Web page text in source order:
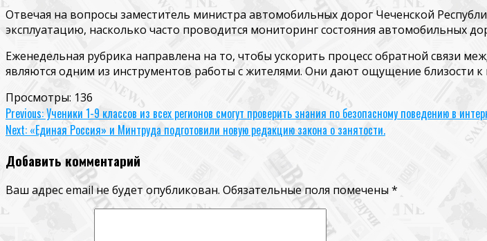
Отвечая на вопросы заместитель министра автомобильных дорог Чеченской
эксплуатацию, насколько часто проводится мониторинг состояния автомобильных
Еженедельная рубрика направлена на то, чтобы ускорить процесс обратной связи
являются одним из инструментов работы с жителями. Они дают ощущение близости
Просмотры: 136
Continue
Reading
Previous:Ученики 1-9 классов из всех регионов смогут проверить знания по безопасному поведению в
Next: «Единая Россия» и Минтруда подготовили новую редакцию закона о занятости.
Добавить комментарий
Ваш адрес email не будет опубликован. Обязательные поля помечены*